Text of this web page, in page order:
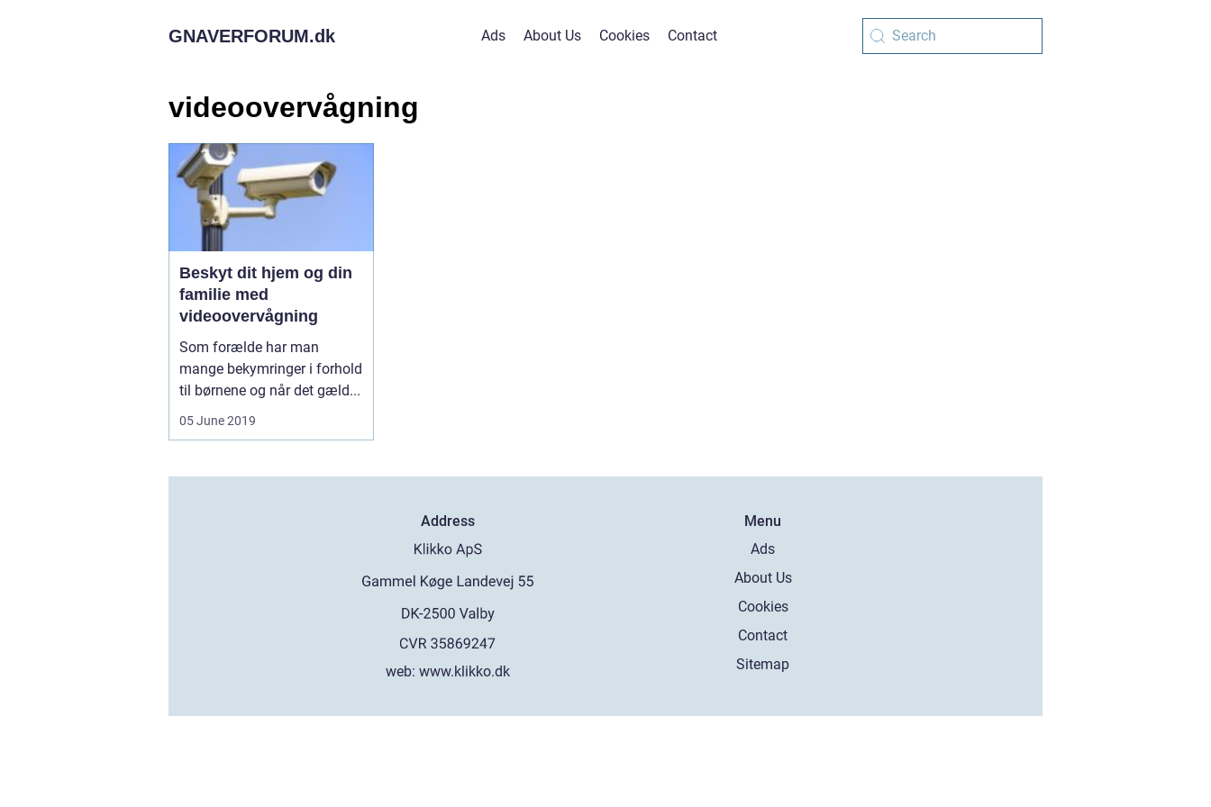
GNAVERFORUM.dk Ads About Us Cookies Contact
videoovervågning
Beskyt dit hjem og din
familie med
videoovervågning
Som forælde har man
mange bekymringer i forhold
til børnene og når det gæld...
05 June 2019
Address
web:www.klikko.dk
Menu
Ads
About Us
Cookies
Contact
Sitemap